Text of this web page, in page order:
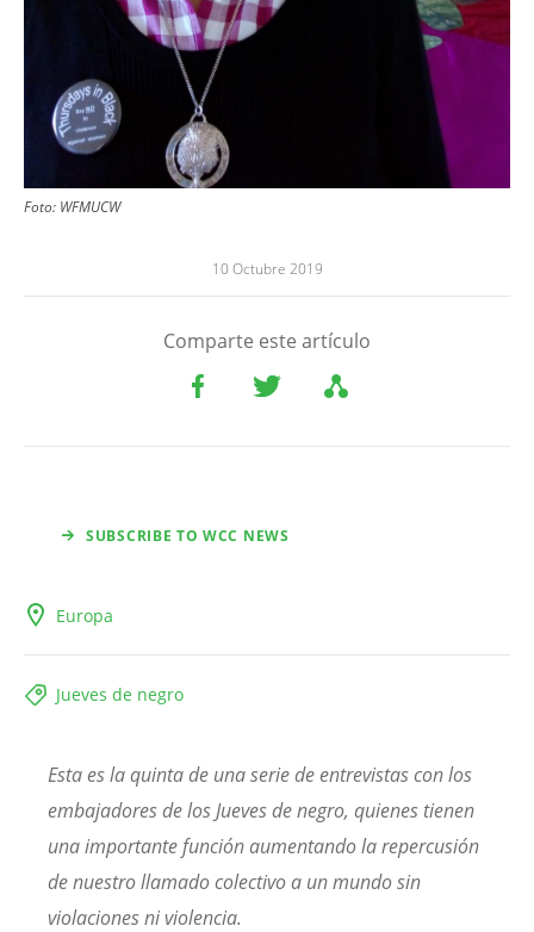
Foto: WFMUCW
10 Octubre 2019
Comparte este artículo
SUBSCRIBE TO WCC NEWS
Europa
Jueves de negro
Esta es la quinta de una serie de entrevistas con los
embajadores de los Jueves de negro, quienes tienen
una importante función aumentando la repercusión
de nuestro llamado colectivo a un mundo sin
violaciones ni violencia.